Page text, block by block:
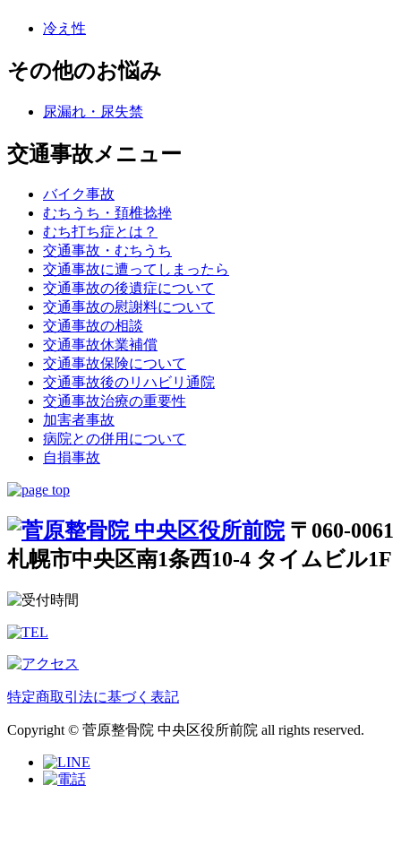
冷え性
その他のお悩み
尿漏れ・尿失禁
交通事故メニュー
バイク事故
むちうち・頚椎捻挫
むち打ち症とは？
交通事故・むちうち
交通事故に遭ってしまったら
交通事故の後遺症について
交通事故の慰謝料について
交通事故の相談
交通事故休業補償
交通事故保険について
交通事故後のリハビリ通院
交通事故治療の重要性
加害者事故
病院との併用について
自損事故
〒060-0061
札幌市中央区南1条西10-4 タイムビル1F
特定商取引法に基づく表記
Copyright © 菅原整骨院 中央区役所前院 all rights reserved.